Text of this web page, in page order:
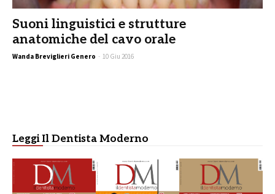
Suoni linguistici e strutture
anatomiche del cavo orale
Wanda Breviglieri Genero - 10 Giu 2016
Leggi Il Dentista Moderno